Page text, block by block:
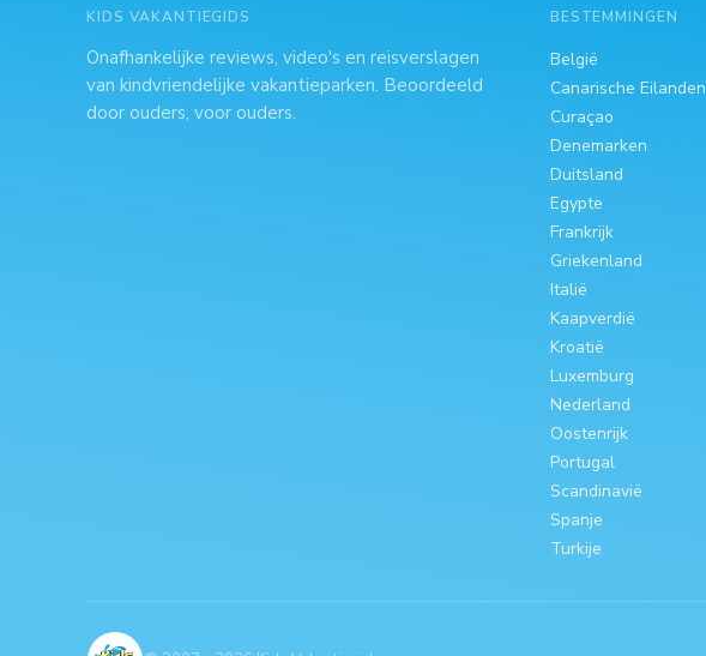
KIDS VAKANTIEGIDS
Onafhankelijke reviews, video's en reisverslagen
van kindvriendelijke vakantieparken. Beoordeeld
door ouders, voor ouders.
BESTEMMINGEN
België
Canarische Eilanden
Curaçao
Denemarken
Duitsland
Egypte
Frankrijk
Griekenland
Italië
Kaapverdië
Kroatië
Luxemburg
Nederland
Oostenrijk
Portugal
Scandinavië
Spanje
Turkije